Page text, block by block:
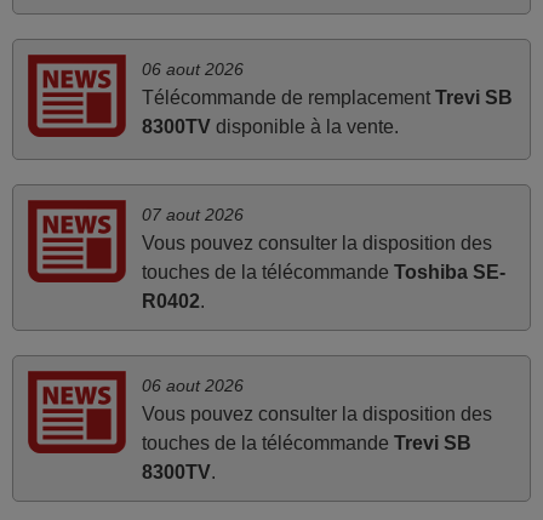
fournies.
mars 2026
La telecommande fonctionne tres bien, et service rapide
super.
Frank,
Super Service
Mario,
06 aout 2026
Télécommande de remplacement Trevi SB
8300TVdisponible à la vente.
07 aout 2026
Vous pouvez consulter la disposition des
touches de la télécommande Toshiba SE-
R0402.
06 aout 2026
Vous pouvez consulter la disposition des
touches de la télécommande Trevi SB
8300TV.